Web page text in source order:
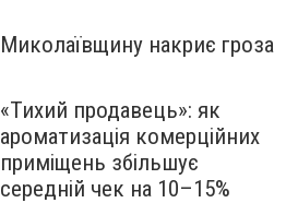
Миколаївщину накриє гроза
«Тихий продавець»: як
ароматизація комерційних
приміщень збільшує
середній чек на 10–15%